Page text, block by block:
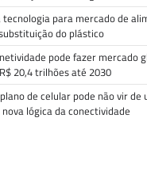
para mercado de
do plástico
pode fazer mercado
20,4 trilhões até 2030
de celular pode não vir de
lógica da conectividade